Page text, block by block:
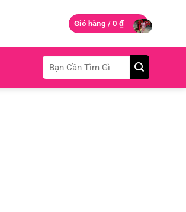
Giỏ hàng /0₫
Tìm
kiếm: